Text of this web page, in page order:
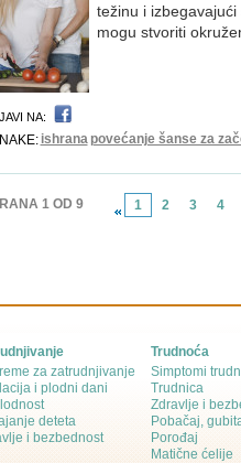
težinu i
mogu stvoriti
NA:
ishrana povećanje šanse za
1 OD 9 1 2 3 4
za zatrudnjivanje
i plodni dani
deteta
i bezbednost
Trudnoća
Simptomi
Trudnica
Zdravlje i
Pobačaj,
Porođaj
Matične ćelije